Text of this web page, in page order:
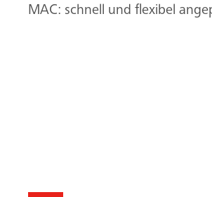
MAC: schnell und flexibel